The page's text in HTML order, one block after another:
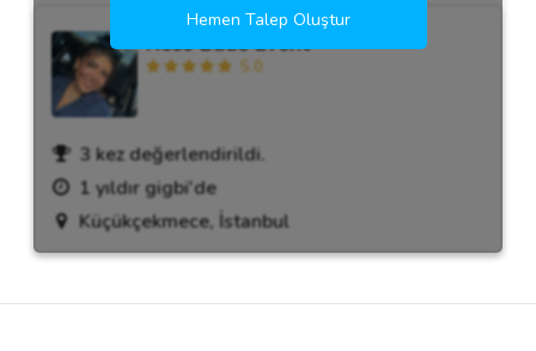
Ness Bade Event
5.0
3 kez değerlendirildi.
1 yıldır gigbi'de
Küçükçekmece, İstanbul
Hemen Talep Oluştur